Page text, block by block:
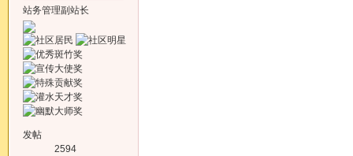
站务管理副站长
发帖
2594